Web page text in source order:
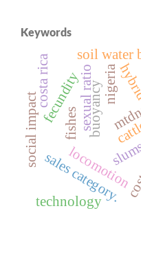
Keywords
locomotion
buoyancy
sexual ratio
fecundity
sales category.
soil water
technology
social impact
costa rica nigeria
fishes